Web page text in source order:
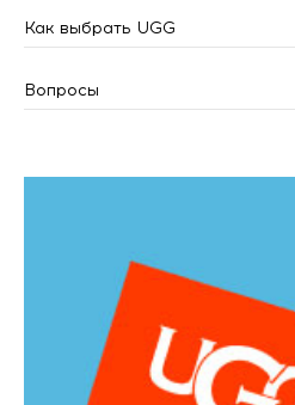
Как выбрать UGG
Вопросы